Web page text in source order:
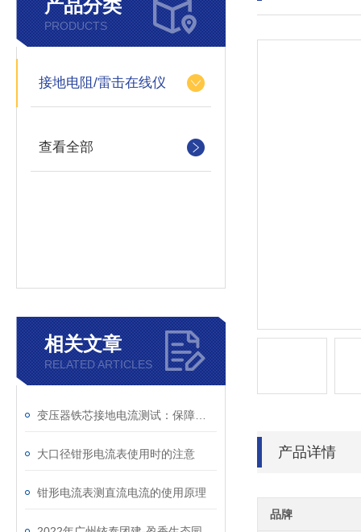
产品分类
PRODUCTS
接地电阻/雷击在线仪
查看全部
相关文章
RELATED ARTICLES
大口径钳形电流表使用时的注意
钳形电流表测直流电流的使用原理
产品详情
品牌